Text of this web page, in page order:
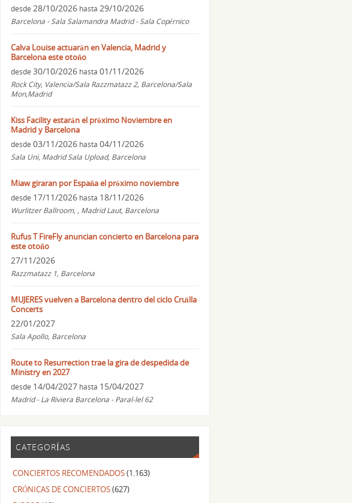
desde 28/10/2026 hasta 29/10/2026
Barcelona - Sala Salamandra Madrid - Sala Copérnico
Calva Louise actuarán en Valencia, Madrid y
Barcelona este otoño
desde 30/10/2026 hasta 01/11/2026
Rock City, Valencia/Sala Razzmatazz 2, Barcelona/Sala
Mon,Madrid
Kiss Facility estarán el próximo Noviembre en
Madrid y Barcelona
desde 03/11/2026 hasta 04/11/2026
Sala Uni, Madrid Sala Upload, Barcelona
Miaw giraran por España el próximo noviembre
desde 17/11/2026 hasta 18/11/2026
Wurlitzer Ballroom, , Madrid Laut, Barcelona
Rufus T FireFly anuncian concierto en Barcelona para
este otoño
27/11/2026
Razzmatazz 1, Barcelona
MUJERES vuelven a Barcelona dentro del ciclo Cruïlla
Concerts
22/01/2027
Sala Apollo, Barcelona
Route to Resurrection trae la gira de despedida de
Ministry en 2027
desde 14/04/2027 hasta 15/04/2027
Madrid - La Riviera Barcelona - Paral-lel 62
CATEGORÍAS
CONCIERTOS RECOMENDADOS(1.163)
CRÓNICAS DE CONCIERTOS(627)